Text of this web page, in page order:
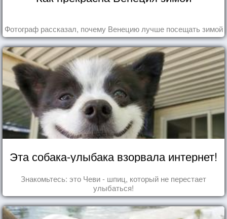
Фотограф рассказал, почему Венецию лучше посещать зимой
Эта собака-улыбака взорвала интернет!
Знакомьтесь: это Чеви - шпиц, который не перестает
улыбаться!